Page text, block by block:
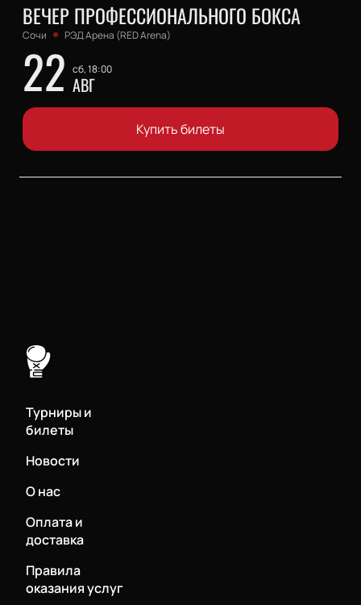
ВЕЧЕР ПРОФЕССИОНАЛЬНОГО БОКСА
Сочи РЭД Арена (RED Arena)
22 сб, 18:00
АВГ
Купить билеты
Турниры и
билеты
Новости
О нас
Оплата и
доставка
Правила
оказания услуг